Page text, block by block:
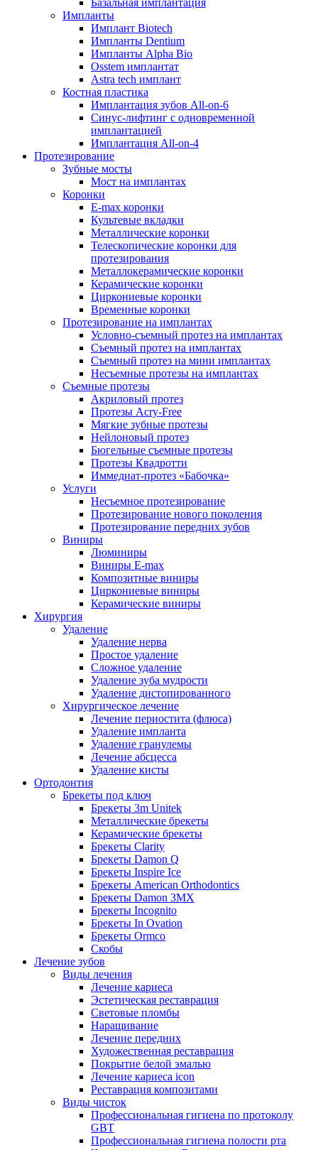
Импланты
Имплант Biotech
Импланты Dentium
Импланты Alpha Bio
Osstem имплантат
Astra tech имплант
Костная пластика
Имплантация зубов All-on-6
Синус-лифтинг с одновременной
имплантацией
Имплантация All-on-4
Протезирование
Зубные мосты
Мост на имплантах
Коронки
E-max коронки
Культевые вкладки
Металлические коронки
Телескопические коронки для
протезирования
Металлокерамические коронки
Керамические коронки
Циркониевые коронки
Временные коронки
Протезирование на имплантах
Условно-съемный протез на имплантах
Съемный протез на имплантах
Съемный протез на мини имплантах
Несъемные протезы на имплантах
Съемные протезы
Акриловый протез
Протезы Acry-Free
Мягкие зубные протезы
Нейлоновый протез
Бюгельные съемные протезы
Протезы Квадротти
Иммедиат-протез «Бабочка»
Услуги
Несъемное протезирование
Протезирование нового поколения
Протезирование передних зубов
Виниры
Люминиры
Виниры E-max
Композитные виниры
Циркониевые виниры
Керамические виниры
Хирургия
Удаление
Удаление нерва
Простое удаление
Сложное удаление
Удаление зуба мудрости
Удаление дистопированного
Хирургическое лечение
Лечение периостита (флюса)
Удаление импланта
Удаление гранулемы
Лечение абсцесса
Удаление кисты
Ортодонтия
Брекеты под ключ
Брекеты 3m Unitek
Металлические брекеты
Керамические брекеты
Брекеты Clarity
Брекеты Damon Q
Брекеты Inspire Ice
Брекеты American Orthodontics
Брекеты Damon 3MX
Брекеты Incognito
Брекеты In Ovation
Брекеты Ormco
Скобы
Лечение зубов
Виды лечения
Лечение кариеса
Эстетическая реставрация
Световые пломбы
Наращивание
Лечение передних
Художественная реставрация
Покрытие белой эмалью
Лечение кариеса icon
Реставрация композитами
Виды чисток
Профессиональная гигиена по протоколу
GBT
Профессиональная гигиена полости рта